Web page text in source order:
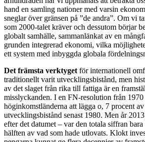
hand en samling nationer med varsin
sneglar över gränsen på ”de andra”. Om vi
som 2000-talet kräver och dessutom börjar
globalt samhälle, sammanlänkat av en
grunden integrerad ekonomi, vilka
ett system med inbyggda globala
Det främsta verktyget för internationell
traditionellt varit utvecklingsbistånd, men
av det slaget från rika till fattiga är en
misslyckanden. I en FN-resolution från
höginkomstländerna att lägga o, 7 procent
utvecklingsbistånd senast 1980. Men år
efter det datumet – var den totala siffran
hälften av vad som hade utlovats. Klokt